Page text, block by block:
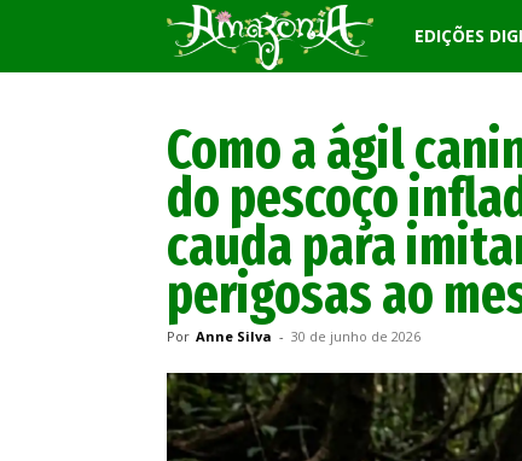
Revista
EDIÇÕES
Como a ágil
do pescoço
cauda para
perigosas ao
Por Anne Silva - 30 de junho de 2026